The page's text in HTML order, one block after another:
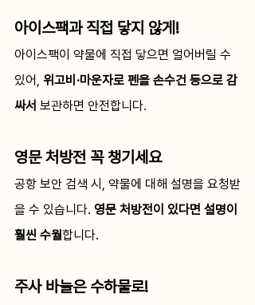
아이스팩과 직접 닿지 않게!
아이스팩이 약물에 직접 닿으면 얼어버릴 수
있어, 위고비·마운자로 펜을 손수건 등으로 감
싸서 보관하면 안전합니다.
영문 처방전 꼭 챙기세요
공항 보안 검색 시, 약물에 대해 설명을 요청받
을 수 있습니다. 영문 처방전이 있다면 설명이
훨씬 수월합니다.
주사 바늘은 수하물로!